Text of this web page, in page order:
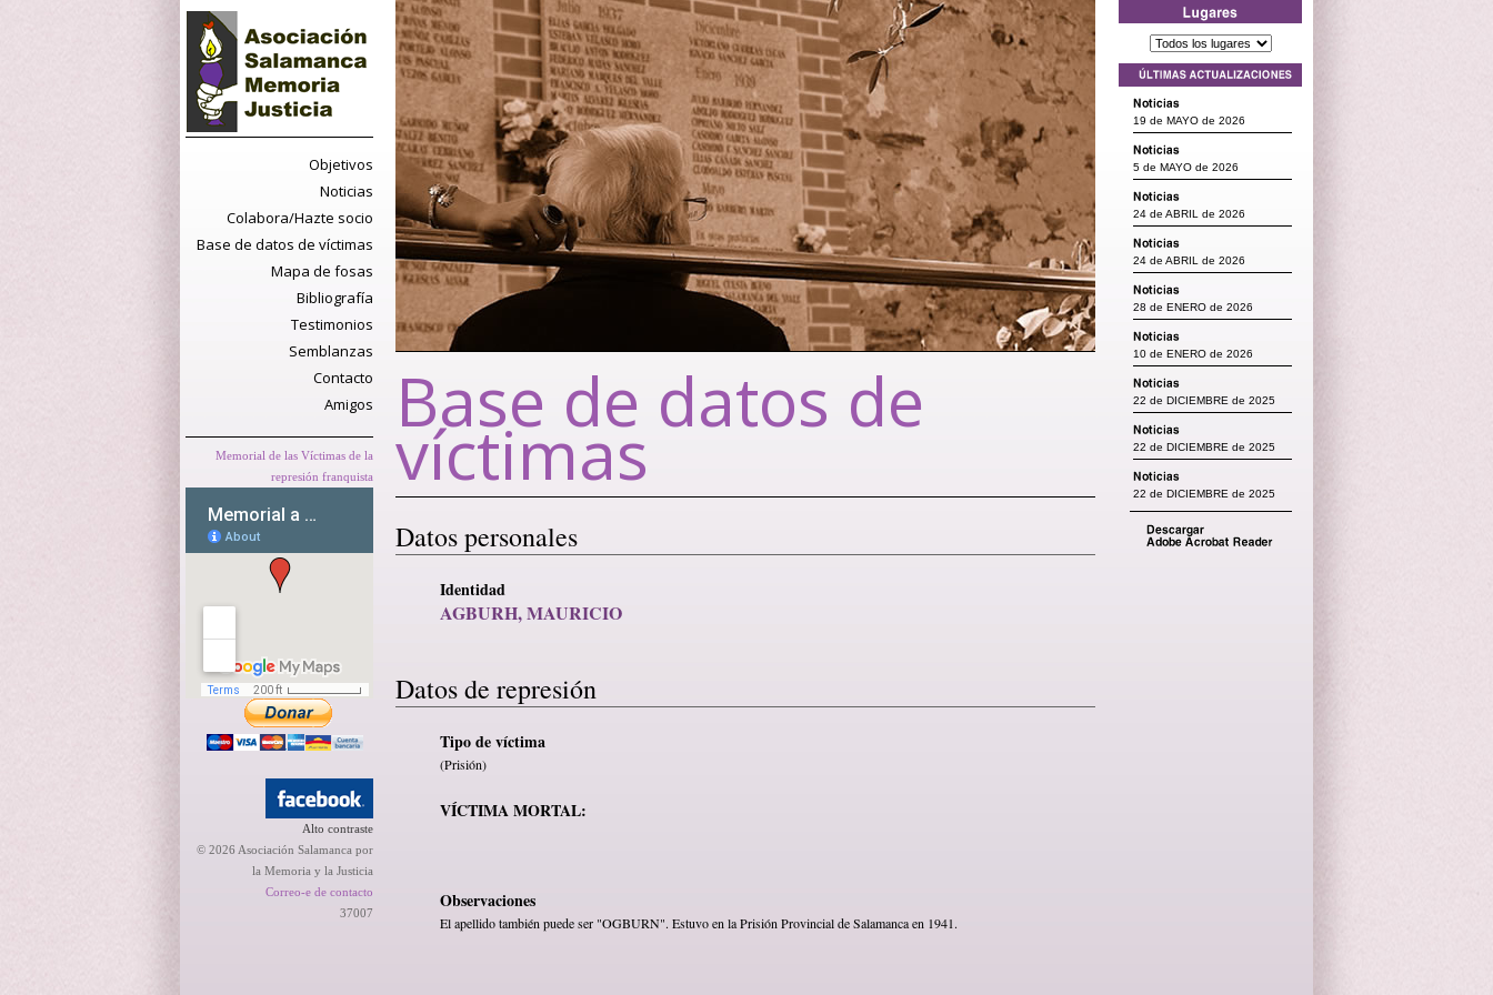
Objetivos
Noticias
Colabora/Hazte socio
Base de datos de víctimas
Mapa de fosas
Bibliografía
Testimonios
Semblanzas
Contacto
Amigos
Memorial de las Víctimas de la
represión franquista
Alto contraste
© 2026 Asociación Salamanca por
la Memoria y la Justicia
Correo-e de contacto
37007
Base de datos de
víctimas
Datos personales
Identidad
AGBURH, MAURICIO
Datos de represión
Tipo de víctima
(Prisión)
VÍCTIMA MORTAL:
Observaciones
El apellido también puede ser "OGBURN". Estuvo en la Prisión Provincial de Salamanca en 1941.
19 de MAYO de 2026
5 de MAYO de 2026
24 de ABRIL de 2026
24 de ABRIL de 2026
28 de ENERO de 2026
10 de ENERO de 2026
22 de DICIEMBRE de 2025
22 de DICIEMBRE de 2025
22 de DICIEMBRE de 2025